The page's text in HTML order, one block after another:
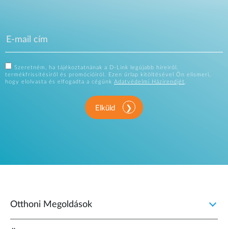
Szeretném, ha tájékoztatnának a D-Link legújabb híreiről,
termékfrissítésiről és promócióiról. Ezen űrlap kitöltésével Ön elismeri,
hogy elolvasta és elfogadta a cégünk Adatvédelmi Házirendjét.
Elküld
Otthoni Megoldások